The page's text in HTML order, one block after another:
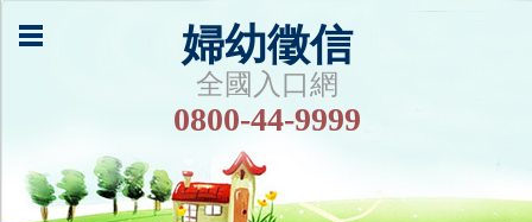
婦幼徵信
全國入口網
0800-44-9999